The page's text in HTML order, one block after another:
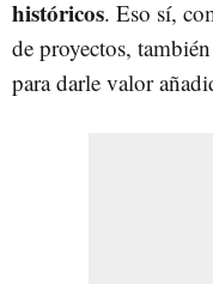
históricos. Eso sí,
de proyectos,
para darle valor